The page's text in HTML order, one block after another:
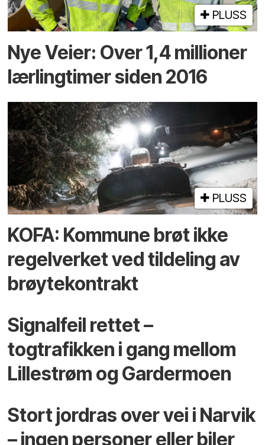
PLUSS
Nye Veier: Over 1,4 millioner
lærlingtimer siden 2016
PLUSS
KOFA: Kommune brøt ikke
regelverket ved tildeling av
brøytekontrakt
Signalfeil rettet –
togtrafikken i gang mellom
Lillestrøm og Gardermoen
Stort jordras over vei i Narvik
– ingen personer eller biler